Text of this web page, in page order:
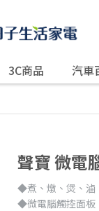
3C商品 汽車
聲寶 微電
◆煮、燉、煲、滷
◆微電腦觸控面板